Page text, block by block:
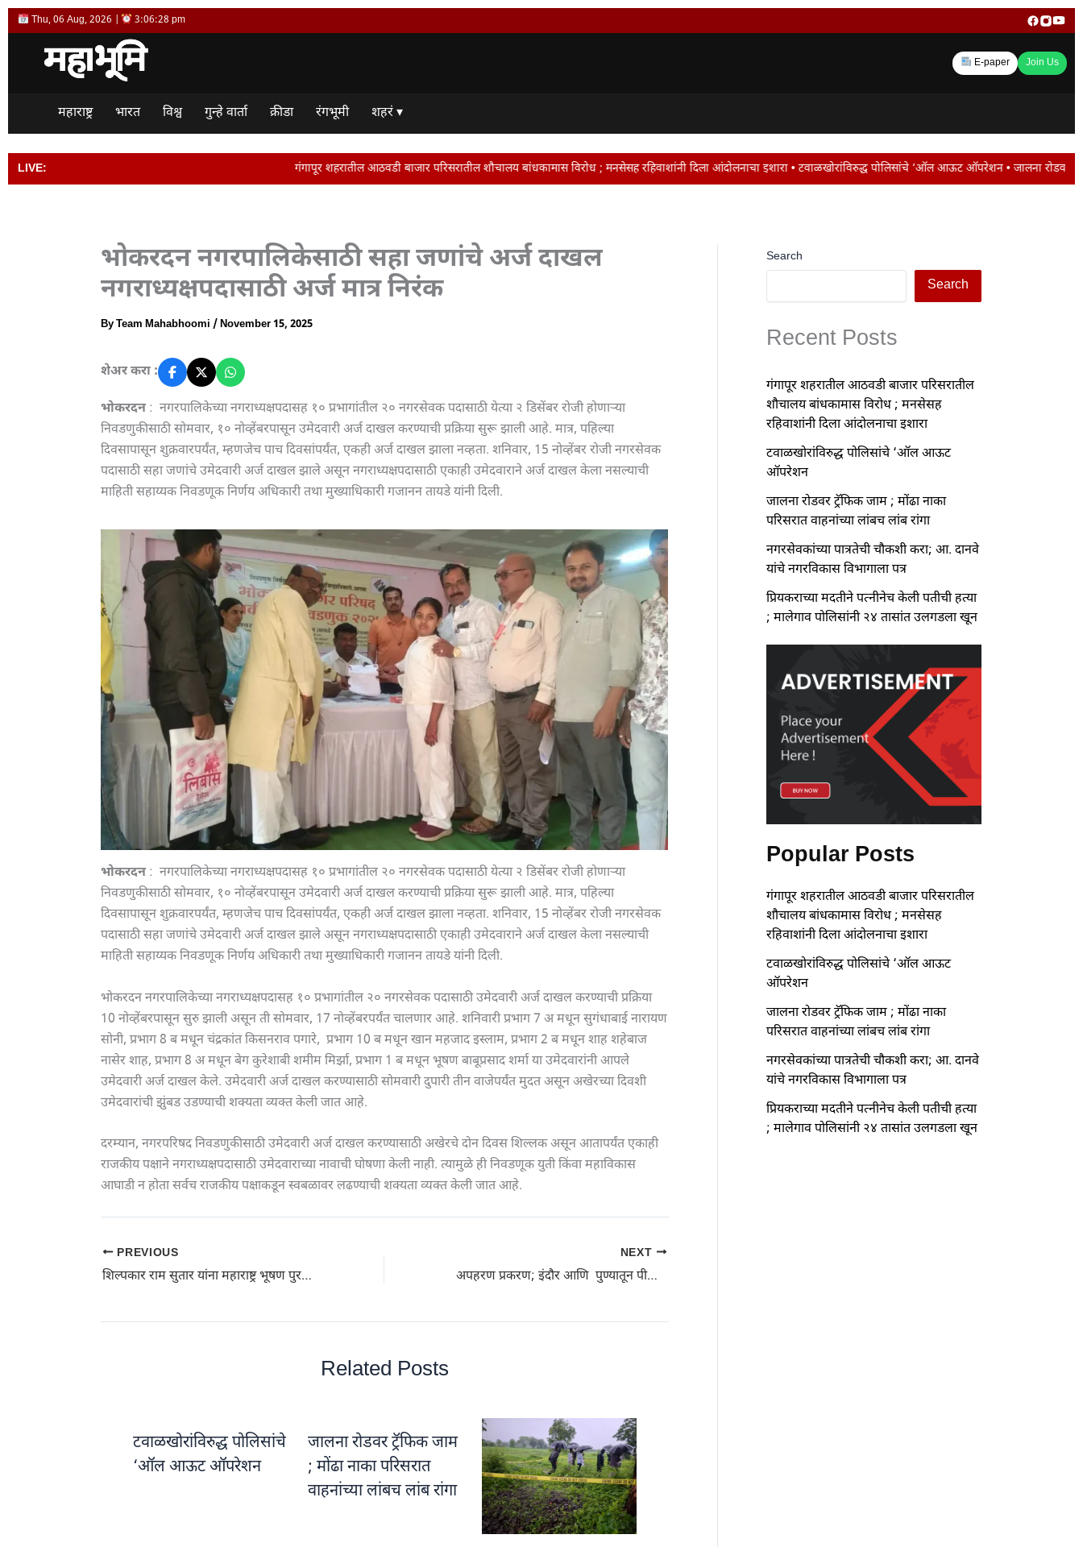
Skip
to
Thu, 06 Aug, 2026 | 3:06:28 pm
E-paper Join Us
महाराष्ट्र भारत विश्व गुन्हे वार्ता क्रीडा रंगभूमी शहरं ▾
LIVE: गंगापूर शहरातील आठवडी बाजार परिसरातील शौचालय बांधकामास विरोध ; मनसेसह रहिवाशांनी दिला आंदोलनाचा इशारा • टवाळखोरांविरुद्ध पोलिसांचे ‘ऑल आऊट ऑपरेशन • जालना रोडवर ट्रॅफिक जाम ; मोंढा नाका
भोकरदन नगरपालिकेसाठी सहा जणांचे अर्ज दाखल
नगराध्यक्षपदासाठी अर्ज मात्र निरंक
ByTeam Mahabhoomi /November 15, 2025
शेअर करा :
भोकरदन : नगरपालिकेच्या नगराध्यक्षपदासह १० प्रभागांतील २० नगरसेवक पदासाठी येत्या २ डिसेंबर रोजी होणाऱ्या
निवडणुकीसाठी सोमवार, १० नोव्हेंबरपासून उमेदवारी अर्ज दाखल करण्याची प्रक्रिया सुरू झाली आहे. मात्र, पहिल्या
दिवसापासून शुक्रवारपर्यंत, म्हणजेच पाच दिवसांपर्यंत, एकही अर्ज दाखल झाला नव्हता. शनिवार, 15 नोव्हेंबर रोजी नगरसेवक
पदासाठी सहा जणांचे उमेदवारी अर्ज दाखल झाले असून नगराध्यक्षपदासाठी एकाही उमेदवाराने अर्ज दाखल केला नसल्याची
माहिती सहाय्यक निवडणूक निर्णय अधिकारी तथा मुख्याधिकारी गजानन तायडे यांनी दिली.
भोकरदन : नगरपालिकेच्या नगराध्यक्षपदासह १० प्रभागांतील २० नगरसेवक पदासाठी येत्या २ डिसेंबर रोजी होणाऱ्या
निवडणुकीसाठी सोमवार, १० नोव्हेंबरपासून उमेदवारी अर्ज दाखल करण्याची प्रक्रिया सुरू झाली आहे. मात्र, पहिल्या
दिवसापासून शुक्रवारपर्यंत, म्हणजेच पाच दिवसांपर्यंत, एकही अर्ज दाखल झाला नव्हता. शनिवार, 15 नोव्हेंबर रोजी नगरसेवक
पदासाठी सहा जणांचे उमेदवारी अर्ज दाखल झाले असून नगराध्यक्षपदासाठी एकाही उमेदवाराने अर्ज दाखल केला नसल्याची
माहिती सहाय्यक निवडणूक निर्णय अधिकारी तथा मुख्याधिकारी गजानन तायडे यांनी दिली.
भोकरदन नगरपालिकेच्या नगराध्यक्षपदासह १० प्रभागांतील २० नगरसेवक पदासाठी उमेदवारी अर्ज दाखल करण्याची प्रक्रिया
10 नोव्हेंबरपासून सुरु झाली असून ती सोमवार, 17 नोव्हेंबरपर्यंत चालणार आहे. शनिवारी प्रभाग 7 अ मधून सुगंधाबाई नारायण
सोनी, प्रभाग 8 ब मधून चंद्रकांत किसनराव पगारे, प्रभाग 10 ब मधून खान महजाद इस्लाम, प्रभाग 2 ब मधून शाह शहेबाज
नासेर शाह, प्रभाग 8 अ मधून बेग कुरेशाबी शमीम मिर्झा, प्रभाग 1 ब मधून भूषण बाबूप्रसाद शर्मा या उमेदवारांनी आपले
उमेदवारी अर्ज दाखल केले. उमेदवारी अर्ज दाखल करण्यासाठी सोमवारी दुपारी तीन वाजेपर्यंत मुदत असून अखेरच्या दिवशी
उमेदवारांची झुंबड उडण्याची शक्यता व्यक्त केली जात आहे.
दरम्यान, नगरपरिषद निवडणुकीसाठी उमेदवारी अर्ज दाखल करण्यासाठी अखेरचे दोन दिवस शिल्लक असून आतापर्यंत एकाही
राजकीय पक्षाने नगराध्यक्षपदासाठी उमेदवाराच्या नावाची घोषणा केली नाही. त्यामुळे ही निवडणूक युती किंवा महाविकास
आघाडी न होता सर्वच राजकीय पक्षाकडून स्वबळावर लढण्याची शक्यता व्यक्त केली जात आहे.
PREVIOUS
शिल्पकार राम सुतार यांना महाराष्ट्र भूषण पुरस्कार प्रदान
NEXT
अपहरण प्रकरण; इंदौर आणि पुण्यातून पीडितांची सुटका: डोणगाव आणि तामगाव हद्दीतील गुन्ह्याची उकल
Related Posts
टवाळखोरांविरुद्ध पोलिसांचे
‘ऑल आऊट ऑपरेशन
जालना रोडवर ट्रॅफिक जाम
; मोंढा नाका परिसरात
वाहनांच्या लांबच लांब रांगा
Search
Search
Recent Posts
गंगापूर शहरातील आठवडी बाजार परिसरातील
शौचालय बांधकामास विरोध ; मनसेसह
रहिवाशांनी दिला आंदोलनाचा इशारा
टवाळखोरांविरुद्ध पोलिसांचे ‘ऑल आऊट
ऑपरेशन
जालना रोडवर ट्रॅफिक जाम ; मोंढा नाका
परिसरात वाहनांच्या लांबच लांब रांगा
नगरसेवकांच्या पात्रतेची चौकशी करा; आ. दानवे
यांचे नगरविकास विभागाला पत्र
प्रियकराच्या मदतीने पत्नीनेच केली पतीची हत्या
; मालेगाव पोलिसांनी २४ तासांत उलगडला खून
Popular Posts
गंगापूर शहरातील आठवडी बाजार परिसरातील
शौचालय बांधकामास विरोध ; मनसेसह
रहिवाशांनी दिला आंदोलनाचा इशारा
टवाळखोरांविरुद्ध पोलिसांचे ‘ऑल आऊट
ऑपरेशन
जालना रोडवर ट्रॅफिक जाम ; मोंढा नाका
परिसरात वाहनांच्या लांबच लांब रांगा
नगरसेवकांच्या पात्रतेची चौकशी करा; आ. दानवे
यांचे नगरविकास विभागाला पत्र
प्रियकराच्या मदतीने पत्नीनेच केली पतीची हत्या
; मालेगाव पोलिसांनी २४ तासांत उलगडला खून